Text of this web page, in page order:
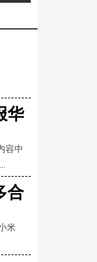
华
容中
合
米